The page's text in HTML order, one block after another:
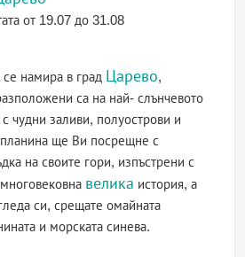
от 19.07 до 31.08
се намира в град Царево,
са на най- слънчевото
чудни заливи, полуострови и
ще Ви посрещне с
на своите гори, изпъстрени с
велика история, а
си, срещате омайната
и морската синева.